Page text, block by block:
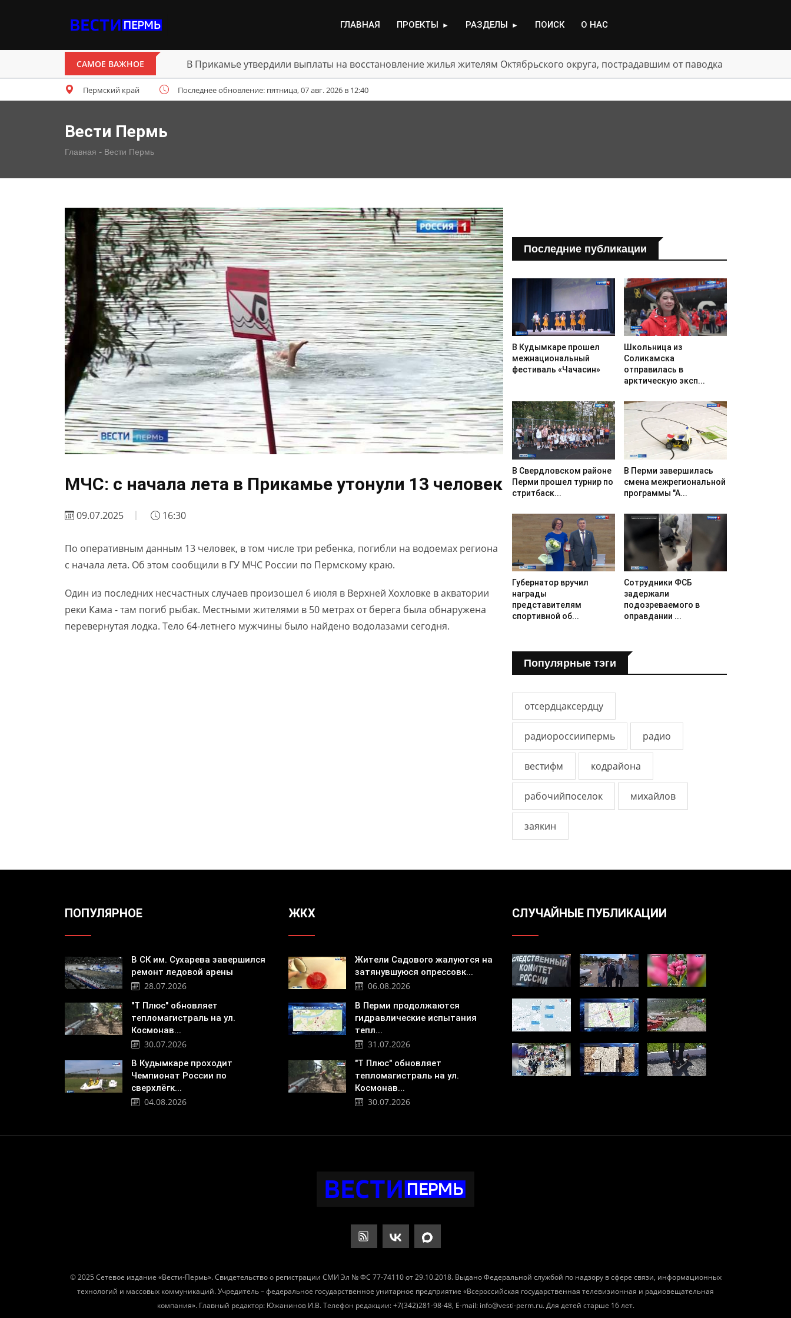
ГЛАВНАЯ ПРОЕКТЫ ► РАЗДЕЛЫ ► ПОИСК О НАС
САМОЕ ВАЖНОЕ В Прикамье утвердили выплаты на восстановление жилья жителям Октябрьского округа, пострадавшим от паводка
Пермский край Последнее обновление: пятница, 07 авг. 2026 в 12:40
Вести Пермь
Главная - Вести Пермь
МЧС: с начала лета в Прикамье утонули 13 человек
09.07.2025 16:30
По оперативным данным 13 человек, в том числе три ребенка, погибли на водоемах региона
с начала лета. Об этом сообщили в ГУ МЧС России по Пермскому краю.
Один из последних несчастных случаев произошел 6 июля в Верхней Хохловке в акватории
реки Кама - там погиб рыбак. Местными жителями в 50 метрах от берега была обнаружена
перевернутая лодка. Тело 64-летнего мужчины было найдено водолазами сегодня.
Последние публикации
В Кудымкаре прошел
межнациональный
фестиваль «Чачасин»
Школьница из
Соликамска
отправилась в
арктическую эксп...
В Свердловском районе
Перми прошел турнир по
стритбаск...
В Перми завершилась
смена межрегиональной
программы "А...
Губернатор вручил
награды
представителям
спортивной об...
Сотрудники ФСБ
задержали
подозреваемого в
оправдании ...
Популярные тэги
отсердцаксердцу
радиороссиипермь радио
вестифм кодрайона
рабочийпоселок михайлов
заякин
ПОПУЛЯРНОЕ
В СК им. Сухарева завершился
ремонт ледовой арены
28.07.2026
"Т Плюс" обновляет
тепломагистраль на ул.
Космонав...
30.07.2026
В Кудымкаре проходит
Чемпионат России по
сверхлёгк...
04.08.2026
ЖКХ
Жители Садового жалуются на
затянувшуюся опрессовк...
06.08.2026
В Перми продолжаются
гидравлические испытания
тепл...
31.07.2026
"Т Плюс" обновляет
тепломагистраль на ул.
Космонав...
30.07.2026
СЛУЧАЙНЫЕ ПУБЛИКАЦИИ
© 2025 Сетевое издание «Вести-Пермь». Свидетельство о регистрации СМИ Эл № ФС 77-74110 от 29.10.2018. Выдано Федеральной службой по надзору в сфере связи, информационных
технологий и массовых коммуникаций. Учредитель – федеральное государственное унитарное предприятие «Всероссийская государственная телевизионная и радиовещательная
компания». Главный редактор: Южанинов И.В. Телефон редакции: +7(342)281-98-48, E-mail: info@vesti-perm.ru. Для детей старше 16 лет.